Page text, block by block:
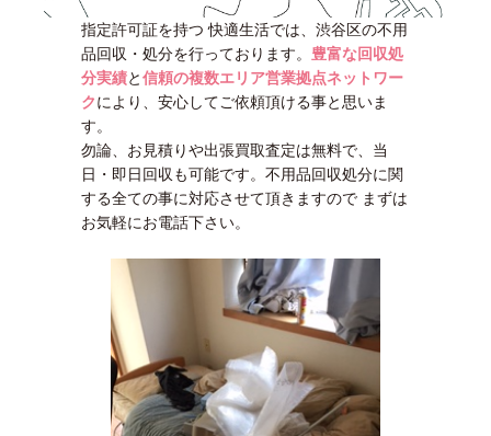
指定許可証を持つ 快適生活では、渋谷区の不用
品回収・処分を行っております。 豊富な回収処
分実績と信頼の複数エリア営業拠点ネットワー
クにより、安心してご依頼頂ける事と思いま
す。
勿論、お見積りや出張買取査定は無料で、当
日・即日回収も可能です。不用品回収処分に関
する全ての事に対応させて頂きますので まずは
お気軽にお電話下さい。